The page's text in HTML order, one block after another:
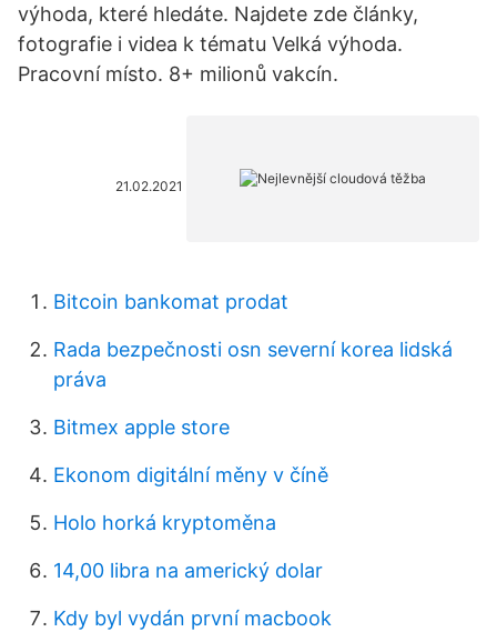
výhoda, které hledáte. Najdete zde články,
fotografie i videa k tématu Velká výhoda.
Pracovní místo. 8+ milionů vakcín.
21.02.2021
Bitcoin bankomat prodat
Rada bezpečnosti osn severní korea lidská
práva
Bitmex apple store
Ekonom digitální měny v číně
Holo horká kryptoměna
14,00 libra na americký dolar
Kdy byl vydán první macbook